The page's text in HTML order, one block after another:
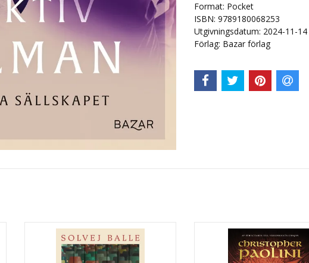
Format: Pocket
ISBN: 9789180068253
Utgivningsdatum: 2024-11-14
Förlag: Bazar förlag